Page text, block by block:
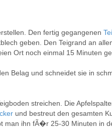
Den fertig gegangenen
geben. Den Teigrand an
Ort noch einmal 15 Minuten
Belag und schneidet sie in
streichen. Die
und bestreut den gesamten
ihn fÃ�r 25-30 Minuten in